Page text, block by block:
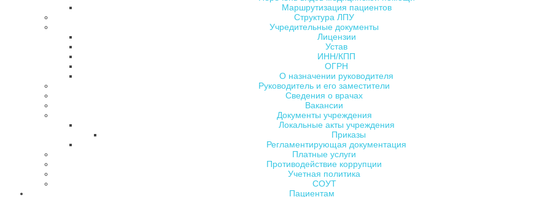
Маршрутизация пациентов
Структура ЛПУ
Учредительные документы
Лицензии
Устав
ИНН/КПП
ОГРН
О назначении руководителя
Руководитель и его заместители
Сведения о врачах
Вакансии
Документы учреждения
Локальные акты учреждения
Приказы
Регламентирующая документация
Платные услуги
Противодействие коррупции
Учетная политика
СОУТ
Пациентам